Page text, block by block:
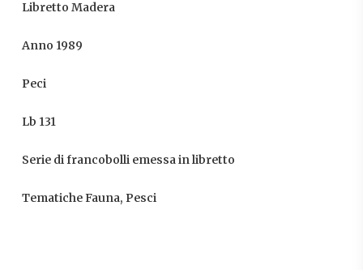
Libretto Madera
Anno 1989
Peci
Lb 131
Serie di francobolli emessa in libretto
Tematiche Fauna, Pesci